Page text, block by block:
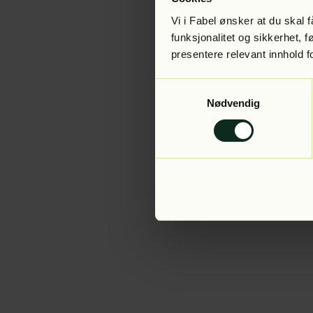
Vi i Fabel ønsker at du skal
funksjonalitet og sikkerhet,
presentere relevant innhold
Nødvendig
Application